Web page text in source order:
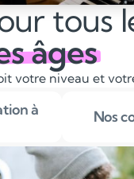
tous
âges
votre niveau et
à
Nos